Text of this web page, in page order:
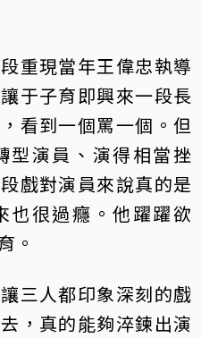
重現當年王偉忠執導
于子育即興來一段長
看到一個罵一個。但
型演員、演得相當挫
戲對演員來說真的是
也很過癮。他躍躍欲
。
三人都印象深刻的戲
，真的能夠淬鍊出演